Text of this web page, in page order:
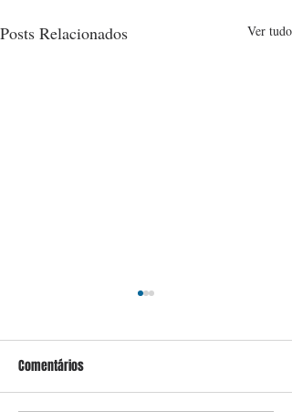
Posts Relacionados Ver tudo
Comentários